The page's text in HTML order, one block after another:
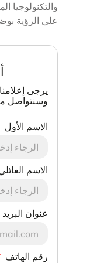
والتكنولوجيا
على الرؤية
يرجى
وسنتواصل
الاسم الأول
الاسم
عنوان
رقم الهاتف